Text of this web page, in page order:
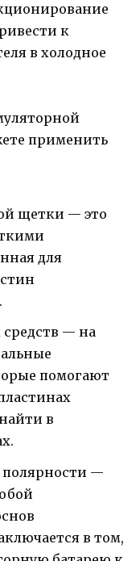
к
в холодное
применить
щетки — это
для
— на
помогают
в
полярности —
в том,